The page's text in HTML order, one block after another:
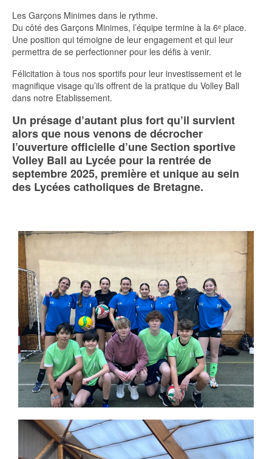
Les Garçons Minimes dans le rythme.
Du côté des Garçons Minimes, l’équipe termine à la 6ᵉ place.
Une position qui témoigne de leur engagement et qui leur
permettra de se perfectionner pour les défis à venir.
Félicitation à tous nos sportifs pour leur investissement et le
magnifique visage qu’ils offrent de la pratique du Volley Ball
dans notre Etablissement.
Un présage d’autant plus fort qu’il survient
alors que nous venons de décrocher
l’ouverture officielle d’une Section sportive
Volley Ball au Lycée pour la rentrée de
septembre 2025, première et unique au sein
des Lycées catholiques de Bretagne.